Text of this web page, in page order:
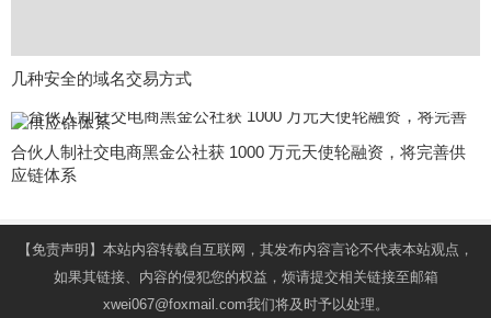
几种安全的域名交易方式
合伙人制社交电商黑金公社获 1000 万元天使轮融资，将完善供
应链体系
【免责声明】本站内容转载自互联网，其发布内容言论不代表本站观点，
如果其链接、内容的侵犯您的权益，烦请提交相关链接至邮箱
xwei067@foxmail.com我们将及时予以处理。